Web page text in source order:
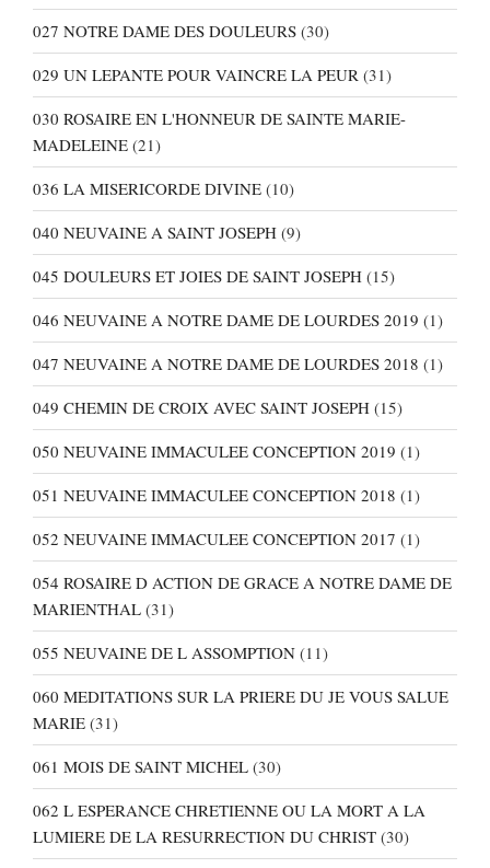
027 NOTRE DAME DES DOULEURS (30)
029 UN LEPANTE POUR VAINCRE LA PEUR (31)
030 ROSAIRE EN L'HONNEUR DE SAINTE MARIE-
MADELEINE (21)
036 LA MISERICORDE DIVINE (10)
040 NEUVAINE A SAINT JOSEPH (9)
045 DOULEURS ET JOIES DE SAINT JOSEPH (15)
046 NEUVAINE A NOTRE DAME DE LOURDES 2019 (1)
047 NEUVAINE A NOTRE DAME DE LOURDES 2018 (1)
049 CHEMIN DE CROIX AVEC SAINT JOSEPH (15)
050 NEUVAINE IMMACULEE CONCEPTION 2019 (1)
051 NEUVAINE IMMACULEE CONCEPTION 2018 (1)
052 NEUVAINE IMMACULEE CONCEPTION 2017 (1)
054 ROSAIRE D ACTION DE GRACE A NOTRE DAME DE
MARIENTHAL (31)
055 NEUVAINE DE L ASSOMPTION (11)
060 MEDITATIONS SUR LA PRIERE DU JE VOUS SALUE
MARIE (31)
061 MOIS DE SAINT MICHEL (30)
062 L ESPERANCE CHRETIENNE OU LA MORT A LA
LUMIERE DE LA RESURRECTION DU CHRIST (30)